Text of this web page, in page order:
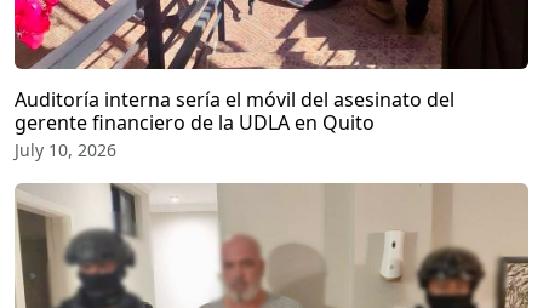
Auditoría interna sería el móvil del asesinato del
gerente financiero de la UDLA en Quito
July 10, 2026